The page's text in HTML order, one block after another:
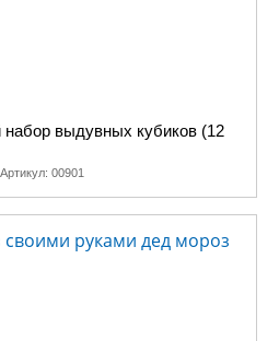
набор выдувных кубиков (12
Артикул: 00901